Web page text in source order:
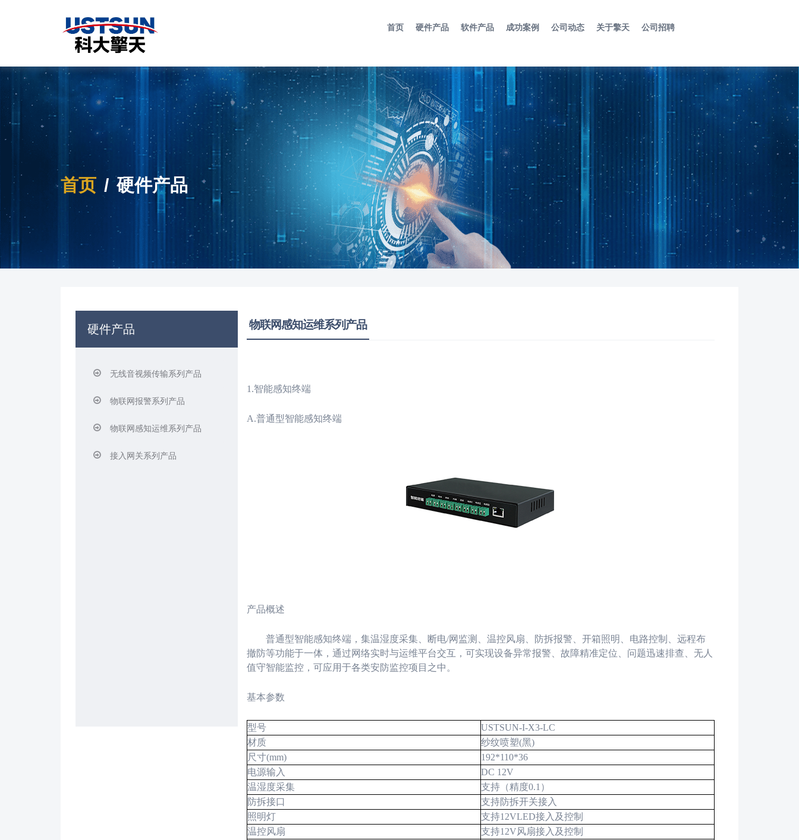
首页 硬件产品 软件产品 成功案例 公司动态 关于擎天 公司招聘
首页 硬件产品
硬件产品
无线音视频传输系列产品
物联网报警系列产品
物联网感知运维系列产品
接入网关系列产品
物联网感知运维系列产品
1.智能感知终端
A.普通型智能感知终端
产品概述
普通型智能感知终端，集温湿度采集、断电/网监测、温控风扇、防拆报警、开箱照明、电路控制、远程布
撤防等功能于一体，通过网络实时与运维平台交互，可实现设备异常报警、故障精准定位、问题迅速排查、无人
值守智能监控，可应用于各类安防监控项目之中。
基本参数
型号
USTSUN-I-X3-LC
材质
纱纹喷塑(黑)
尺寸(mm)
192*110*36
电源输入
DC 12V
温湿度采集
支持（精度0.1 ）
防拆接口
支持防拆开关接入
照明灯
支持12VLED接入及控制
温控风扇
支持12V 风扇接入及控制